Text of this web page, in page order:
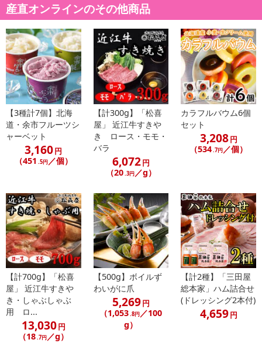
【キャンセルについて】
※お申込み後のキャンセルはお受けできません。
記載されている内容を必ずご確認いただき、お届けする商品セット
にご納得いただきましたうえでお申し込みください。
※パッケージ変更や商品リニューアル（成分など含む）等により、
参考の掲載画像や画像内のバーコードなど、お届け商品と多少異な
る場合がございます。
また、[新たな加工食品の原料原産地表示制度]の経過措置期間の終
了により、商品詳細内に記載の原産国・原材料の表記が旧表記の場
合がございます。
あらかじめご了承いただいた上でお申込みください。なお、本理由
によるお申込み後のキャンセル・返品交換は対応いたしかねます。
※送料はお試し費用に含まれております。
※d払い、PayPay、au PAY、au PAY（auかんたん決済）、ソフトバ
ンクまとめて支払い、楽天ペイ、メルペイ、AEON Pay、Amazon
Payでお支払いの場合、決済のため外部サイトへ遷移します。
※予約商品は決済手段ごとに定められた決済期限日にお支払いを完
了することがございます。ご了承いただいたうえでお申し込みくだ
さい。
【配送伝票番号について】
※配送形態がメール便の商品については、商品の発送完了後、配送
伝票番号がマイページに表示されない場合もございます。
産直オンラインのその他商品
【3種計7個】北海
道・余市フルーツシ
ャーベット
3,160円
（451 .5円／個）
【計300g】「松喜
屋」 近江牛すきや
き ロース・モモ・
バラ
6,072円
（20.3円／g）
カラフルバウム6個
セット
3,208円
（534.7円 ／個）
【計700g】「松喜
屋」 近江牛すきや
き・しゃぶしゃぶ
用 ロ...
13,030円
（18.7円／g）
【500g】ボイルず
わいがに爪
5,269円
（1,053.8円／100
g）
【計2種】「三田屋
総本家」ハム詰合せ
(ドレッシング2本付)
4,659円